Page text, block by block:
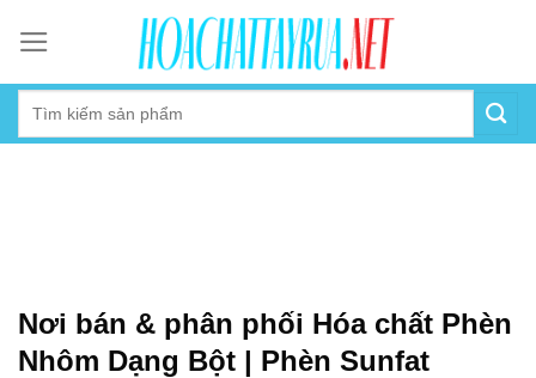
content
Nơi bán & phân phối Hóa chất Phèn
Nhôm Dạng Bột | Phèn Sunfat